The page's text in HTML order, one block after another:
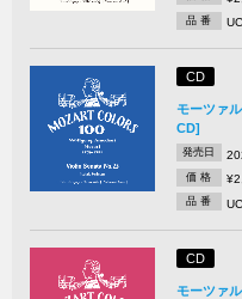
品 番
CD
モーツァ
CD]
発売日
価 格
品 番
CD
モーツァ